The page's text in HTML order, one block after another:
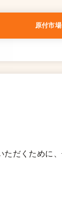
原付市
だくために